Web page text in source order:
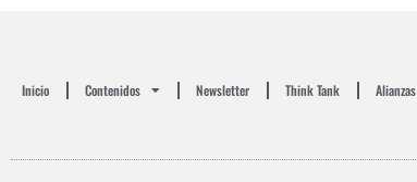
Inicio Contenidos Newsletter Think Tank Alianzas